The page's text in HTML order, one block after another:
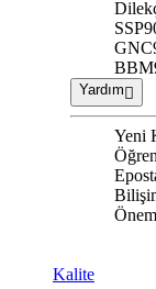
Yardım
Yeni
Kalite